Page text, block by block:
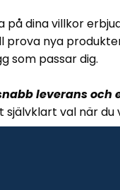
på dina villkor
prova nya
som passar dig.
leverans och
självklart val när